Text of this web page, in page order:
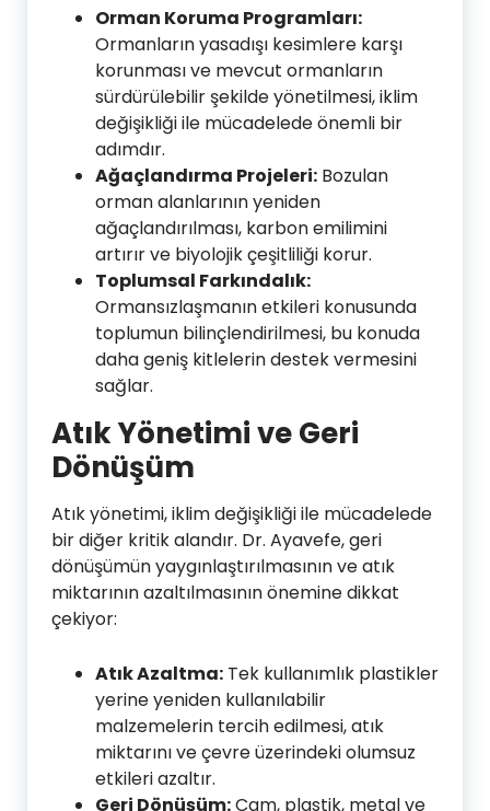
Orman Koruma Programları:
Ormanların yasadışı kesimlere karşı
korunması ve mevcut ormanların
sürdürülebilir şekilde yönetilmesi, iklim
değişikliği ile mücadelede önemli bir
adımdır.
Ağaçlandırma Projeleri: Bozulan
orman alanlarının yeniden
ağaçlandırılması, karbon emilimini
artırır ve biyolojik çeşitliliği korur.
Toplumsal Farkındalık:
Ormansızlaşmanın etkileri konusunda
toplumun bilinçlendirilmesi, bu konuda
daha geniş kitlelerin destek vermesini
sağlar.
Atık Yönetimi ve Geri
Dönüşüm
Atık yönetimi, iklim değişikliği ile mücadelede
bir diğer kritik alandır. Dr. Ayavefe, geri
dönüşümün yaygınlaştırılmasının ve atık
miktarının azaltılmasının önemine dikkat
çekiyor:
Atık Azaltma: Tek kullanımlık plastikler
yerine yeniden kullanılabilir
malzemelerin tercih edilmesi, atık
miktarını ve çevre üzerindeki olumsuz
etkileri azaltır.
Geri Dönüşüm:Cam, plastik, metal ve